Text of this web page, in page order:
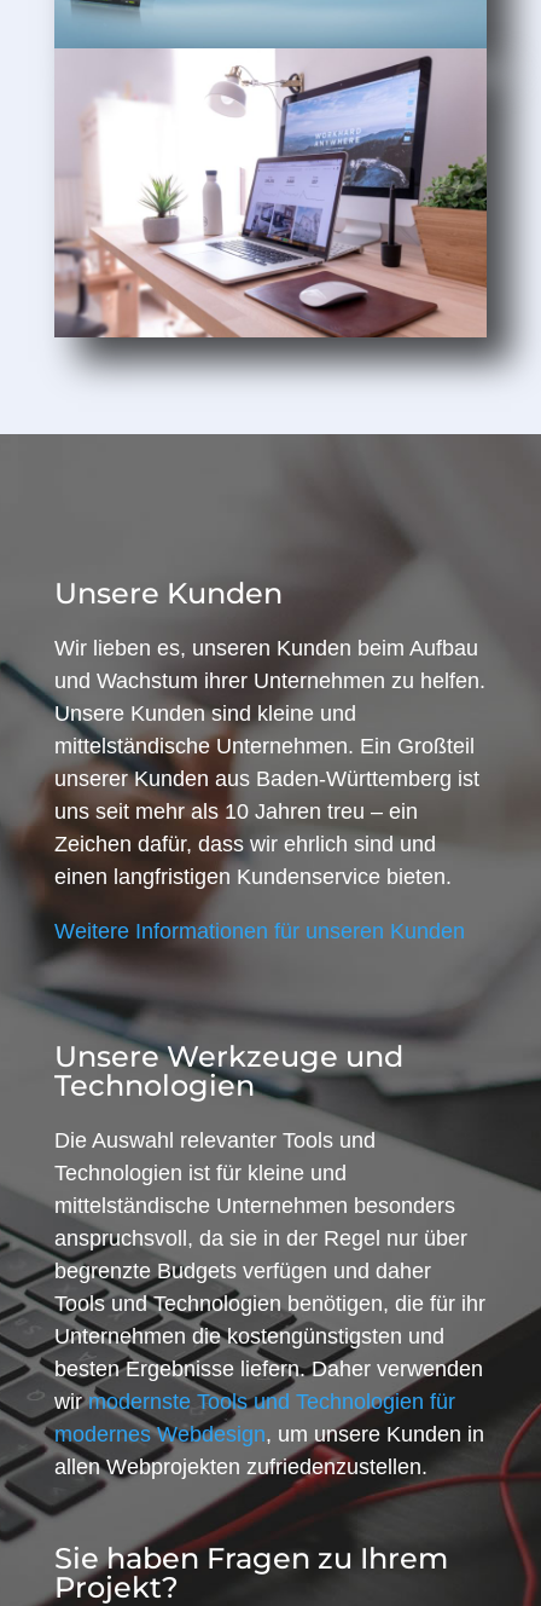
Unsere Kunden
Wir lieben es, unseren Kunden beim Aufbau
und Wachstum ihrer Unternehmen zu helfen.
Unsere Kunden sind kleine und
mittelständische Unternehmen. Ein Großteil
unserer Kunden aus Baden-Württemberg ist
uns seit mehr als 10 Jahren treu – ein
Zeichen dafür, dass wir ehrlich sind und
einen langfristigen Kundenservice bieten.
Weitere Informationen für unseren Kunden
Unsere Werkzeuge und
Technologien
Die Auswahl relevanter Tools und
Technologien ist für kleine und
mittelständische Unternehmen besonders
anspruchsvoll, da sie in der Regel nur über
begrenzte Budgets verfügen und daher
Tools und Technologien benötigen, die für ihr
Unternehmen die kostengünstigsten und
besten Ergebnisse liefern. Daher verwenden
wirmodernste Tools und Technologien für
modernes Webdesign, um unsere Kunden in
allen Webprojekten zufriedenzustellen.
Sie haben Fragen zu Ihrem
Projekt?